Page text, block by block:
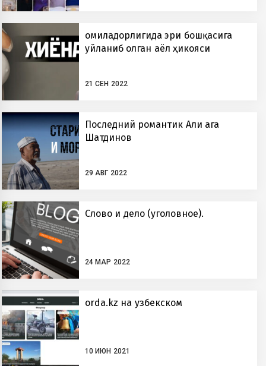
Ҳомиладорлигида эри бошқасига
уйланиб олган аёл ҳикояси
21 СЕН 2022
Последний романтик Али ага
Шатдинов
29 АВГ 2022
Слово и дело (уголовное).
24 МАР 2022
orda.kz на узбекском
10 ИЮН 2021